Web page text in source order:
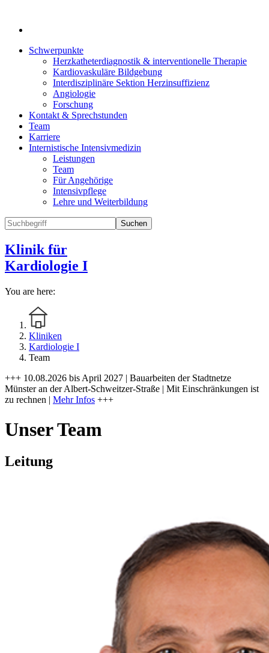
Schwerpunkte
Herzkatheterdiagnostik & interventionelle Therapie
Kardiovaskuläre Bildgebung
Interdisziplinäre Sektion Herzinsuffizienz
Angiologie
Forschung
Kontakt & Sprechstunden
Team
Karriere
Internistische Intensivmedizin
Leistungen
Team
Für Angehörige
Intensivpflege
Lehre und Weiterbildung
Suchen
Klinik für
Kardiologie I
You are here:
Kliniken
Kardiologie I
Team
+++ 10.08.2026 bis April 2027 | Bauarbeiten der Stadtnetze
Münster an der Albert-Schweitzer-Straße | Mit Einschränkungen ist
zu rechnen | Mehr Infos +++
Unser Team
Leitung